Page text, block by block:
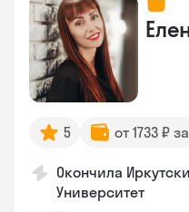
5 от 1733 ₽
Окончила
Университет